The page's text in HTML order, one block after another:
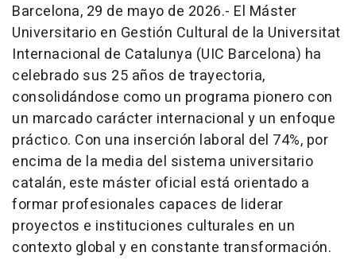
Barcelona, 29 de mayo de 2026.- El Máster
Universitario en Gestión Cultural de la Universitat
Internacional de Catalunya (UIC Barcelona) ha
celebrado sus 25 años de trayectoria,
consolidándose como un programa pionero con
un marcado carácter internacional y un enfoque
práctico. Con una inserción laboral del 74%, por
encima de la media del sistema universitario
catalán, este máster oficial está orientado a
formar profesionales capaces de liderar
proyectos e instituciones culturales en un
contexto global y en constante transformación.